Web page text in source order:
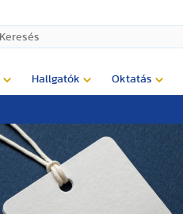
Hallgatók Oktatás